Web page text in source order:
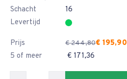
Schacht
16
Levertijd
Prijs € 244,80€ 195,90
5 of meer
€ 171,36